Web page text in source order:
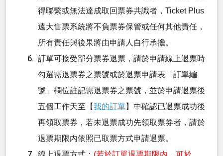
得聯繫或無法達成取回票券共識者，Ticket Plus
遠大售票系統將不負票券保管或任何其他責任，
所有責任與後果將由申請人自行承擔。
訂單可接受部分票券退票，請於申請線上退票時
勾選需退票券之票號或於退票申請表「訂單編
號」欄位註記需退票券之票號，並於申請退票後
五個工作天至【我的訂單】中確認已退票成功後
再領取票券，若未退票成功先領取票券者，請於
退票期限內依照已取票方式申請退票。